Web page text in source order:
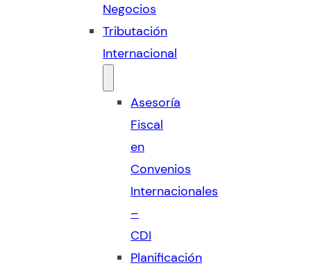
Negocios
Tributación
Internacional
Asesoría
Fiscal
en
Convenios
Internacionales
–
CDI
Planificación